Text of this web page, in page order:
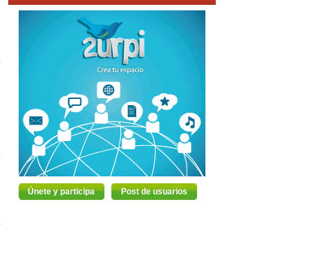
Únete y participa Post de usuarios